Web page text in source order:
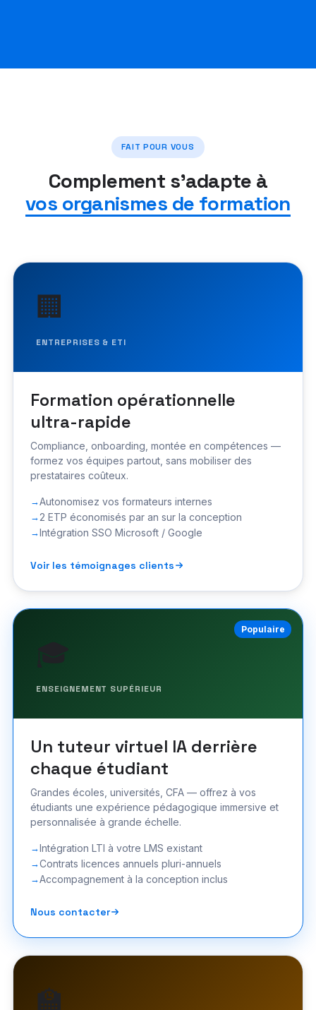
FAIT POUR VOUS
Complement s'adapte à
vos organismes de formation
🏢
ENTREPRISES & ETI
Formation opérationnelle
ultra-rapide
Compliance, onboarding, montée en compétences —
formez vos équipes partout, sans mobiliser des
prestataires coûteux.
Autonomisez vos formateurs internes
2 ETP économisés par an sur la conception
Intégration SSO Microsoft / Google
Voir les témoignages clients
ENSEIGNEMENT SUPÉRIEUR
Populaire
Un tuteur virtuel IA derrière
chaque étudiant
Grandes écoles, universités, CFA — offrez à vos
étudiants une expérience pédagogique immersive et
personnalisée à grande échelle.
Intégration LTI à votre LMS existant
Contrats licences annuels pluri-annuels
Accompagnement à la conception inclus
Nous contacter
🏫